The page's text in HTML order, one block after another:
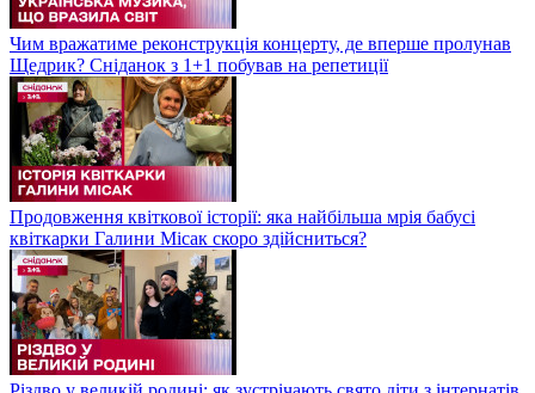
Чим вражатиме реконструкція концерту, де вперше пролунав
Щедрик? Сніданок з 1+1 побував на репетиції
Продовження квіткової історії: яка найбільша мрія бабусі
квіткарки Галини Місак скоро здійсниться?